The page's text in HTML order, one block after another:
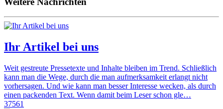
Ihr Artikel bei uns
Weit gestreute Pressetexte und Inhalte bleiben im Trend. Schließlich
kann man die Wege, durch die man aufmerksamkeit erlangt nicht
vorhersagen. Und wie kann man besser Interesse wecken, als durch
einen packenden Text. Wenn damit beim Leser schon gle…
37561